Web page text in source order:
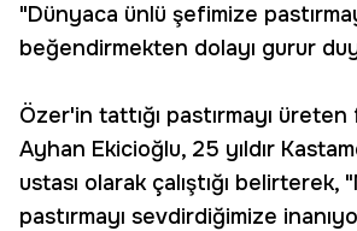
"Dünyaca ünlü şefimize
beğendirmekten dolayı gurur
Özer'in tattığı pastırmayı
Ayhan Ekicioğlu, 25 yıldır
ustası olarak çalıştığı belirterek,
pastırmayı sevdirdiğimize